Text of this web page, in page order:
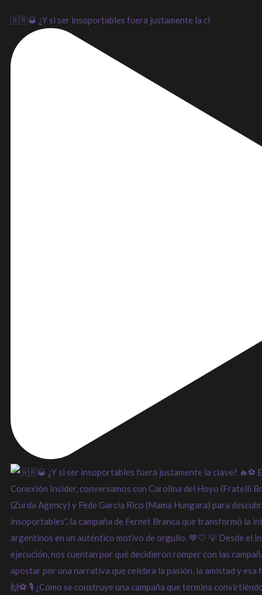
🇦🇷🥃 ¿Y si ser insoportables fuera justamente la cl